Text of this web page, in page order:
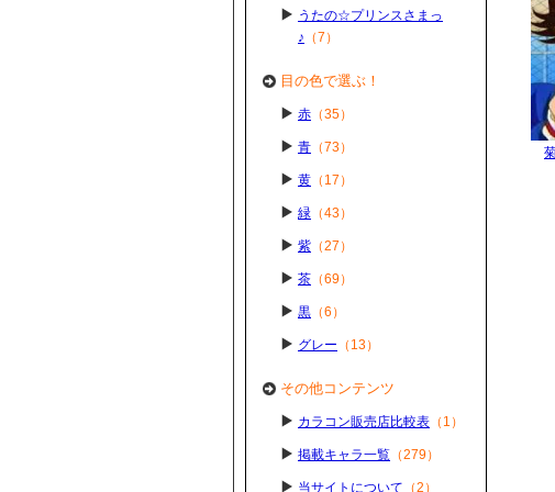
うたの☆プリンスさまっ
♪ （7）
目の色で選ぶ！
赤 （35）
青 （73）
黄 （17）
緑 （43）
紫 （27）
茶 （69）
黒 （6）
グレー （13）
その他コンテンツ
カラコン販売店比較表 （1）
掲載キャラ一覧 （279）
当サイトについて （2）